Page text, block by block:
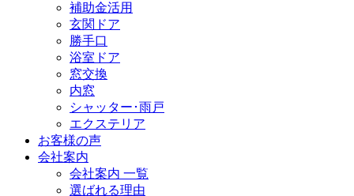
補助金活用
玄関ドア
勝手口
浴室ドア
窓交換
内窓
シャッター･雨戸
エクステリア
お客様の声
会社案内
会社案内 一覧
選ばれる理由